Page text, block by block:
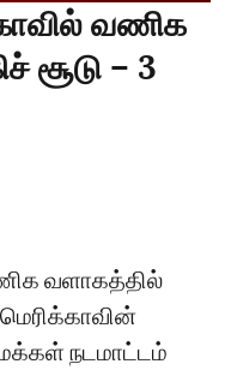
வணிக
சூடு – 3
வளாகத்தில்
நடமாட்டம்